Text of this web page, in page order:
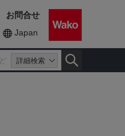
詳細検索
Japan
お問合せ